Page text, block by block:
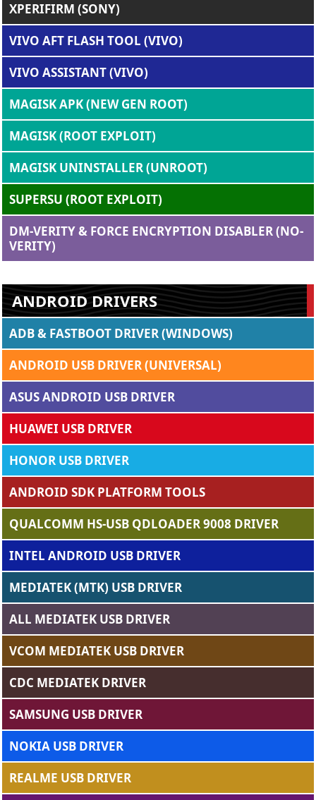
XPERIFIRM (SONY)
VIVO AFT FLASH TOOL (VIVO)
VIVO ASSISTANT (VIVO)
MAGISK APK (NEW GEN ROOT)
MAGISK (ROOT EXPLOIT)
MAGISK UNINSTALLER (UNROOT)
SUPERSU (ROOT EXPLOIT)
DM-VERITY & FORCE ENCRYPTION DISABLER (NO-
VERITY)
ANDROID DRIVERS
ADB & FASTBOOT DRIVER (WINDOWS)
ANDROID USB DRIVER (UNIVERSAL)
ASUS ANDROID USB DRIVER
HUAWEI USB DRIVER
HONOR USB DRIVER
ANDROID SDK PLATFORM TOOLS
QUALCOMM HS-USB QDLOADER 9008 DRIVER
INTEL ANDROID USB DRIVER
MEDIATEK (MTK) USB DRIVER
ALL MEDIATEK USB DRIVER
VCOM MEDIATEK USB DRIVER
CDC MEDIATEK DRIVER
SAMSUNG USB DRIVER
NOKIA USB DRIVER
REALME USB DRIVER